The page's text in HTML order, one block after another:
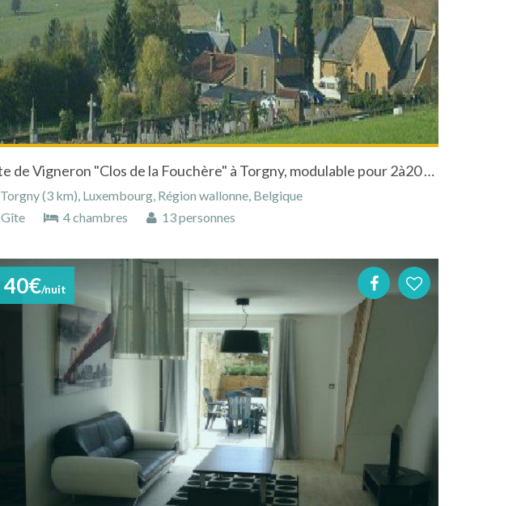
Gîte de Vigneron "Clos de la Fouchère" à Torgny, modulable pour 2à20 personnes
Torgny (3 km), Luxembourg, Région wallonne, Belgique
Gîte
4 chambres 13 personnes
40€/nuit